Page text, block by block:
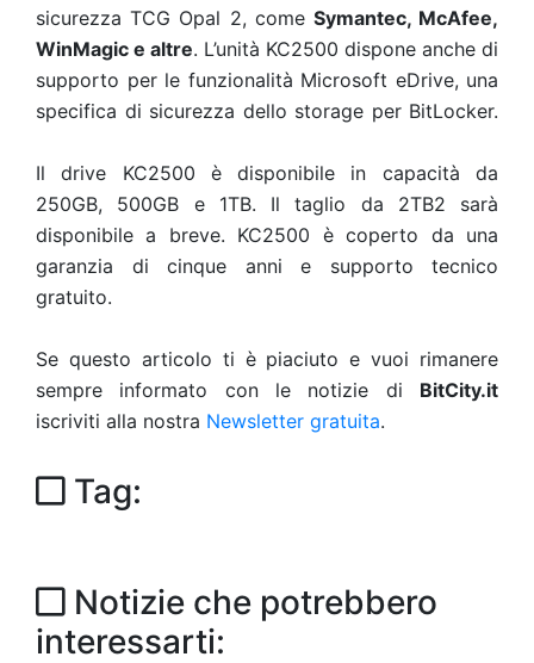
sicurezza TCG Opal 2, come Symantec, McAfee,
WinMagic e altre. L’unità KC2500 dispone anche di
supporto per le funzionalità Microsoft eDrive, una
specifica di sicurezza dello storage per BitLocker.
Il drive KC2500 è disponibile in capacità da
250GB, 500GB e 1TB. Il taglio da 2TB2 sarà
disponibile a breve. KC2500 è coperto da una
garanzia di cinque anni e supporto tecnico
gratuito.
Se questo articolo ti è piaciuto e vuoi rimanere
sempre informato con le notizie di BitCity.it
iscriviti alla nostra Newsletter gratuita.
Tag:
Notizie che potrebbero
interessarti: